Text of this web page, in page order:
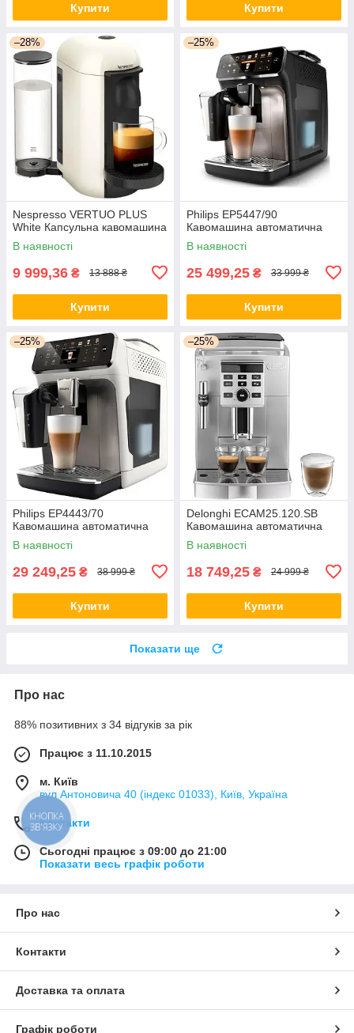
Купити Купити
–28%
Nespresso VERTUO PLUS
White Капсульна кавомашина
В наявності
9 999,36 ₴ 13 888 ₴
Купити
–25%
Philips EP5447/90
Кавомашина автоматична
В наявності
25 499,25 ₴ 33 999 ₴
Купити
–25%
Philips EP4443/70
Кавомашина автоматична
В наявності
29 249,25 ₴ 38 999 ₴
Купити
–25%
Delonghi ECAM25.120.SB
Кавомашина автоматична
В наявності
18 749,25 ₴ 24 999 ₴
Купити
Показати ще
Про нас
88% позитивних з 34 відгуків за рік
Працює з 11.10.2015
м. Київ
вул Антоновича 40 (індекс 01033), Київ, Україна
Контакти
Сьогодні працює з 09:00 до 21:00
Показати весь графік роботи
Про нас
Контакти
Доставка та оплата
Графік роботи
КНОПКА
ЗВ'ЯЗКУ